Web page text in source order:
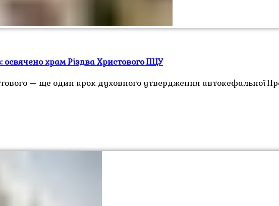
освячено храм Різдва Христового ПЦУ
— ще один крок духовного утвердження автокефальної